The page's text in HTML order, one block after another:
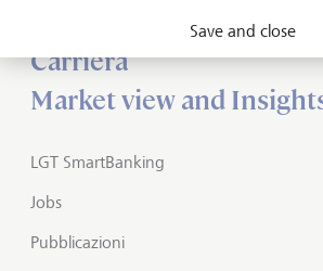
Private banking
Carriera
Market view and
LGT SmartBanking
Jobs
Pubblicazioni
Save and close